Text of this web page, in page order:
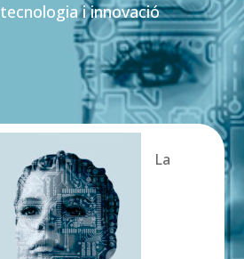
tecnologia i innovació
La